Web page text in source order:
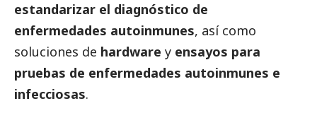
estandarizar el diagnóstico de
enfermedades autoinmunes, así como
soluciones de hardware y ensayos para
pruebas de enfermedades autoinmunes e
infecciosas.